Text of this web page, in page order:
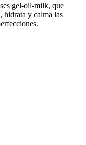
gel-oil-milk, que
hidrata y calma las